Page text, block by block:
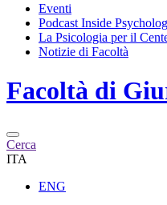
Eventi
Podcast Inside
La Psicologia per il
Notizie di Facoltà
Facoltà di
Cerca
ITA
ENG